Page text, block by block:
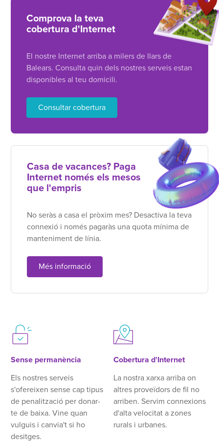
Comprova la teva
cobertura d'Internet
El nostre Internet arriba a milers de llars de
Balears. Consulta quin dels nostres serveis estan
disponibles al teu domicili.
Consultar cobertura
Casa de vacances? Paga
Internet només els mesos
que l'empris
No seràs a casa el pròxim mes? Desactiva la teva
connexió i només pagaràs una quota mínima de
manteniment de línia.
Més informació
Sense permanència
Els nostres serveis
s'ofereixen sense cap tipus
de penalització per donar-
te de baixa. Vine quan
vulguis i canvia't si ho
desitges.
Cobertura d'Internet
La nostra xarxa arriba on
altres proveïdors de fil no
arriben. Servim connexions
d'alta velocitat a zones
rurals i urbanes.